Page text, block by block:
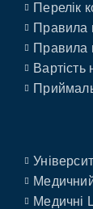
Перелік
Правила
Правила
Вартість
Медичні